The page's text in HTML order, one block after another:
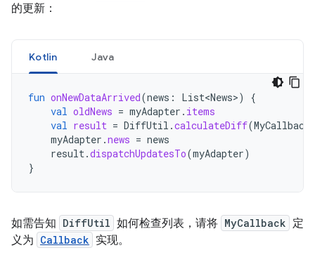
的更新：
Kotlin Java
fun onNewDataArrived(news : List<News>)
{
val oldNews = myAdapter . items
val result = DiffUtil .calculateDiff(MyCallback
myAdapter .news = news
result .dispatchUpdatesTo(myAdapter)
}
如需告知 DiffUtil 如何检查列表，请将 MyCallback 定
义为 Callback 实现。